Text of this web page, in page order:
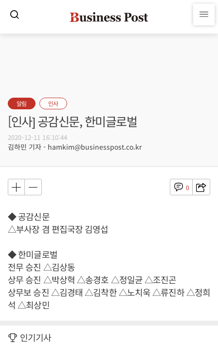
알림 인사
[인사] 공감신문, 한미글로벌
2020-12-11 16:10:44
김하민 기자 - hamkim@businesspost.co.kr
0
◆ 공감신문
△부사장 겸 편집국장 김영섭
◆ 한미글로벌
전무 승진 △김상동
상무 승진 △박상혁 △송경호 △정일균 △조진곤
상무보 승진 △김경태 △김착한 △노치욱 △류진하 △정희
석 △최상민
인기기사